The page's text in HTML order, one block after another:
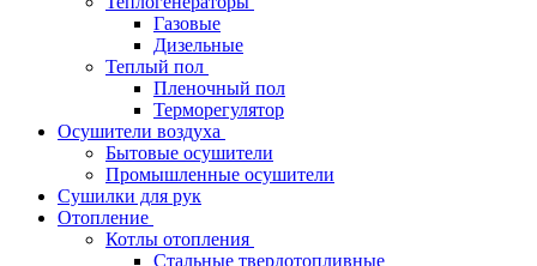
Газовые
Дизельные
Теплый пол
Пленочный пол
Терморегулятор
Осушители воздуха
Бытовые осушители
Промышленные осушители
Сушилки для рук
Отопление
Котлы отопления
Стальные твердотопливные